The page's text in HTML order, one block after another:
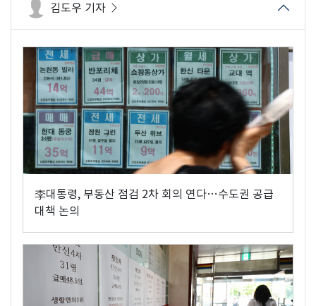
김도우 기자
李대통령, 부동산 점검 2차 회의 연다…수도권 공급
대책 논의